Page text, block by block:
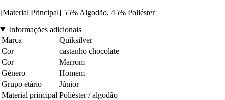
[Material Principal] 55% Algodão, 45% Poliéster
Informações adicionais
Marca
Quiksilver
Cor
castanho chocolate
Cor
Marrom
Género
Homem
Grupo etário
Júnior
Material principal Poliéster / algodão